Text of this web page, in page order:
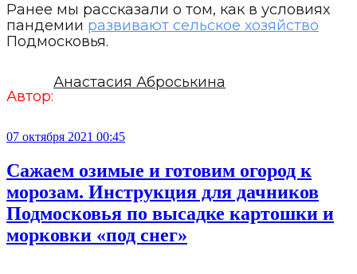
Ранее мы рассказали о том, как в условиях
пандемии развивают сельское хозяйство
Подмосковья.
Автор:
Анастасия Аброськина
07 октября 2021 00:45
Сажаем озимые и готовим огород к
морозам. Инструкция для дачников
Подмосковья по высадке картошки и
морковки «под снег»